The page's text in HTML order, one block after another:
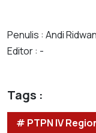
Penulis : Andi
Editor : -
Tags :
# PTPN IV